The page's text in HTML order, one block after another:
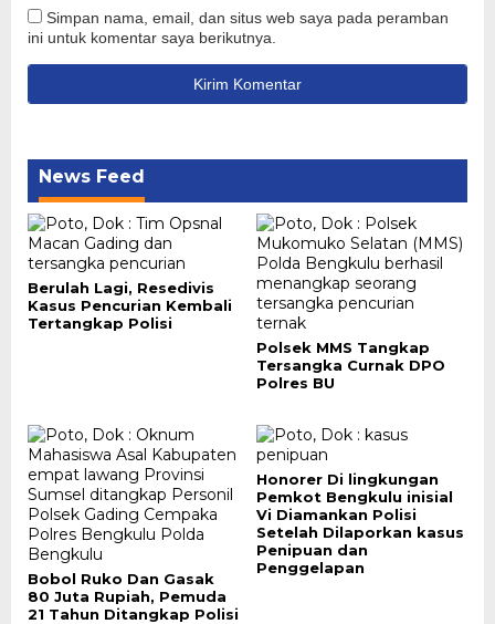
Simpan nama, email, dan situs web saya pada peramban
ini untuk komentar saya berikutnya.
News Feed
Berulah Lagi, Resedivis
Kasus Pencurian Kembali
Tertangkap Polisi
Polsek MMS Tangkap
Tersangka Curnak DPO
Polres BU
Bobol Ruko Dan Gasak
80 Juta Rupiah, Pemuda
21 Tahun Ditangkap Polisi
Honorer Di lingkungan
Pemkot Bengkulu inisial
Vi Diamankan Polisi
Setelah Dilaporkan kasus
Penipuan dan
Penggelapan